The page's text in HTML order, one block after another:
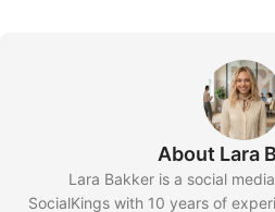
About Lara
Lara Bakker is a social
SocialKings with 10 years of